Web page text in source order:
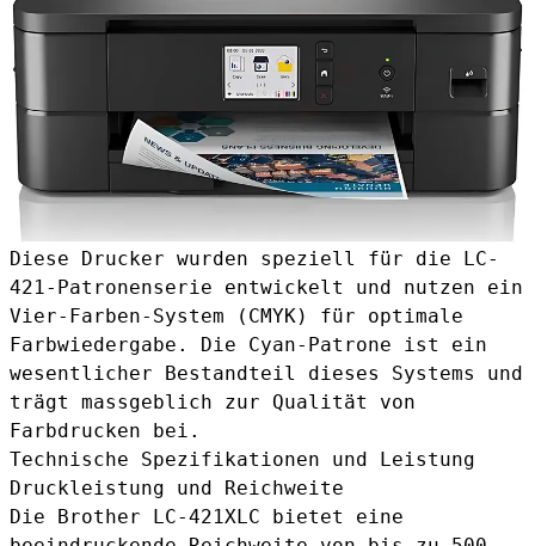
Diese Drucker wurden speziell für die LC-
421-Patronenserie entwickelt und nutzen ein
Vier-Farben-System (CMYK) für optimale
Farbwiedergabe. Die Cyan-Patrone ist ein
wesentlicher Bestandteil dieses Systems und
trägt massgeblich zur Qualität von
Farbdrucken bei.
Technische Spezifikationen und Leistung
Druckleistung und Reichweite
Die Brother LC-421XLC bietet eine